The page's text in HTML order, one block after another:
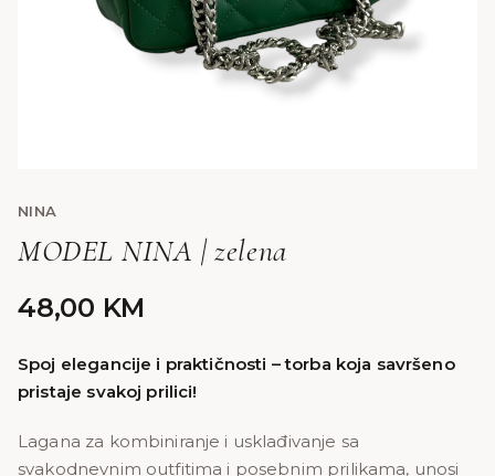
NINA
MODEL NINA | zelena
48,00 KM
Spoj elegancije i praktičnosti – torba koja savršeno
pristaje svakoj prilici!
Lagana za kombiniranje i usklađivanje sa
svakodnevnim outfitima i posebnim prilikama, unosi